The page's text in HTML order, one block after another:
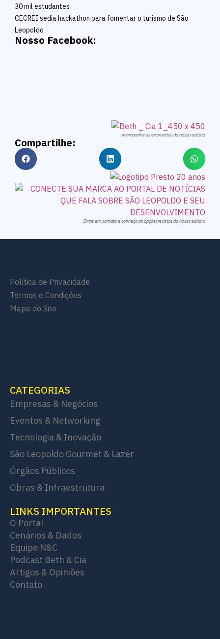
30 mil estudantes
CECREI sedia hackathon para fomentar o turismo de São
Leopoldo
Nosso Facebook:
Acompanhe as entrevistas da nossa editora
Compartilhe:
Entre em contato e conheça as opçõesrevistas da nossa editora
Política de Privacidade
Termos e Condições
Mapa do Site
CATEGORIAS
Empresas & Negócios
Eventos & Networking
Tecnologia & Inovação
São Leopoldo Gourmet & Lazer
Órgãos Públicos
Obras & Infraestrutura
LINKS IMPORTANTES
O Portal
Cenários & Dados
Equipe N&C
Podcast Beth & Cia
Artigos & Opiniões
Contato